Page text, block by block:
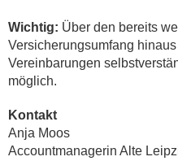
Wichtig: Über den bereits
Versicherungsumfang
Vereinbarungen
möglich.
Kontakt
Anja Moos
Accountmanagerin Alte